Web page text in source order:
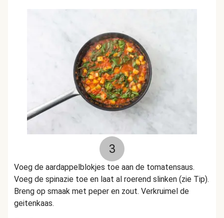
3
Voeg de aardappelblokjes toe aan de tomatensaus.
Voeg de spinazie toe en laat al roerend slinken (zie Tip).
Breng op smaak met peper en zout. Verkruimel de
geitenkaas.